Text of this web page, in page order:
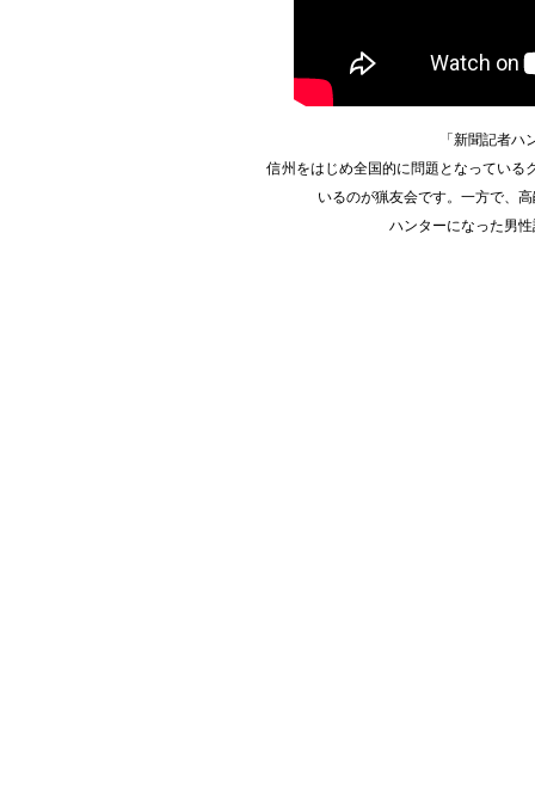
「新聞記者ハ
信州をはじめ全国的に問題となっている
いるのが猟友会です。一方で、
ハンターになった男